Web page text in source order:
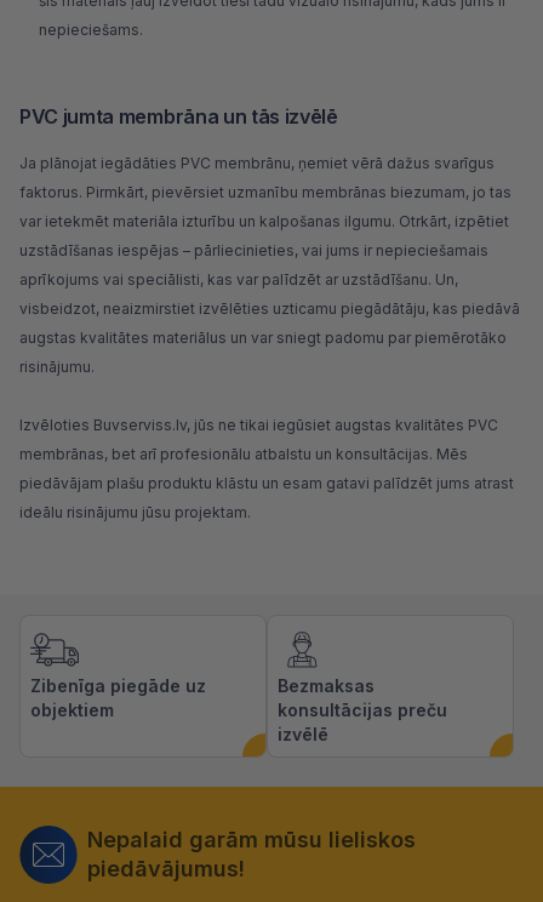
nepieciešams.
PVC jumta membrāna un tās izvēlē
Ja plānojat iegādāties PVC membrānu, ņemiet vērā dažus svarīgus
faktorus. Pirmkārt, pievērsiet uzmanību membrānas biezumam, jo tas
var ietekmēt materiāla izturību un kalpošanas ilgumu. Otrkārt, izpētiet
uzstādīšanas iespējas – pārliecinieties, vai jums ir nepieciešamais
aprīkojums vai speciālisti, kas var palīdzēt ar uzstādīšanu. Un,
visbeidzot, neaizmirstiet izvēlēties uzticamu piegādātāju, kas piedāvā
augstas kvalitātes materiālus un var sniegt padomu par piemērotāko
risinājumu.
Izvēloties Buvserviss.lv, jūs ne tikai iegūsiet augstas kvalitātes PVC
membrānas, bet arī profesionālu atbalstu un konsultācijas. Mēs
piedāvājam plašu produktu klāstu un esam gatavi palīdzēt jums atrast
ideālu risinājumu jūsu projektam.
Zibenīga piegāde uz
objektiem
Bezmaksas
konsultācijas preču
izvēlē
Nepalaid garām mūsu lieliskos
piedāvājumus!